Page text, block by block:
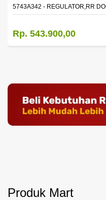
WINDOW,LH
5743A342 - REGULATOR,RR
Rp. 543.900,00
Produk Mart